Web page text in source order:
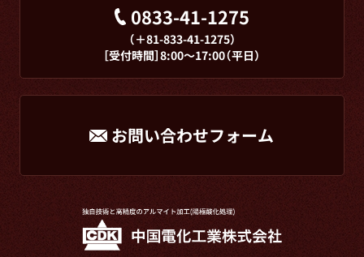
0833-41-1275
（＋81-833-41-1275）
［受付時間］8:00～17:00（平日）
お問い合わせフォーム